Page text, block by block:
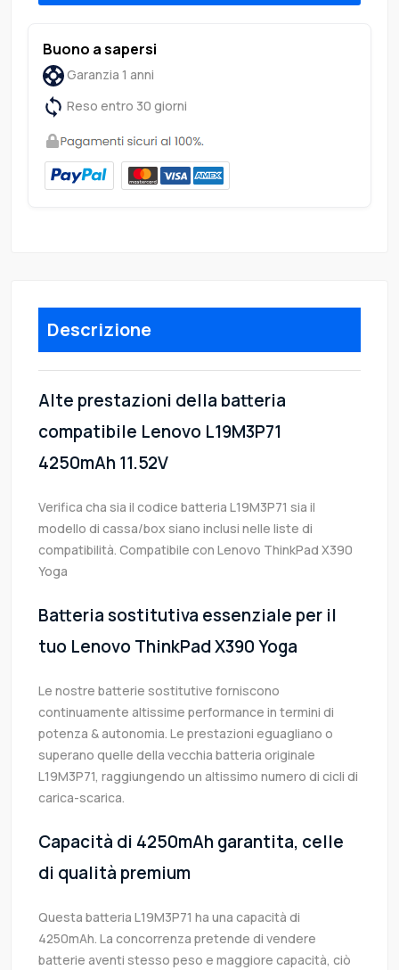
Buono a sapersi
Garanzia 1 anni
Reso entro 30 giorni
Descrizione
Alte prestazioni della batteria
compatibile Lenovo L19M3P71
4250mAh 11.52V
Verifica cha sia il codice batteria L19M3P71 sia il
modello di cassa/box siano inclusi nelle liste di
compatibilità. Compatibile con Lenovo ThinkPad X390
Yoga
Batteria sostitutiva essenziale per il
tuo Lenovo ThinkPad X390 Yoga
Le nostre batterie sostitutive forniscono
continuamente altissime performance in termini di
potenza & autonomia. Le prestazioni eguagliano o
superano quelle della vecchia batteria originale
L19M3P71, raggiungendo un altissimo numero di cicli di
carica-scarica.
Capacità di 4250mAh garantita, celle
di qualità premium
Questa batteria L19M3P71 ha una capacità di
4250mAh. La concorrenza pretende di vendere
batterie aventi stesso peso e maggiore capacità, ciò